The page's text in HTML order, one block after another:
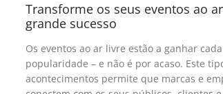
Transforme os seus eventos ao
grande sucesso
Os eventos ao ar livre estão a ganhar
popularidade – e não é por acaso. Este
acontecimentos permite que marcas e